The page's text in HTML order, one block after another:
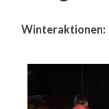
Winteraktionen: